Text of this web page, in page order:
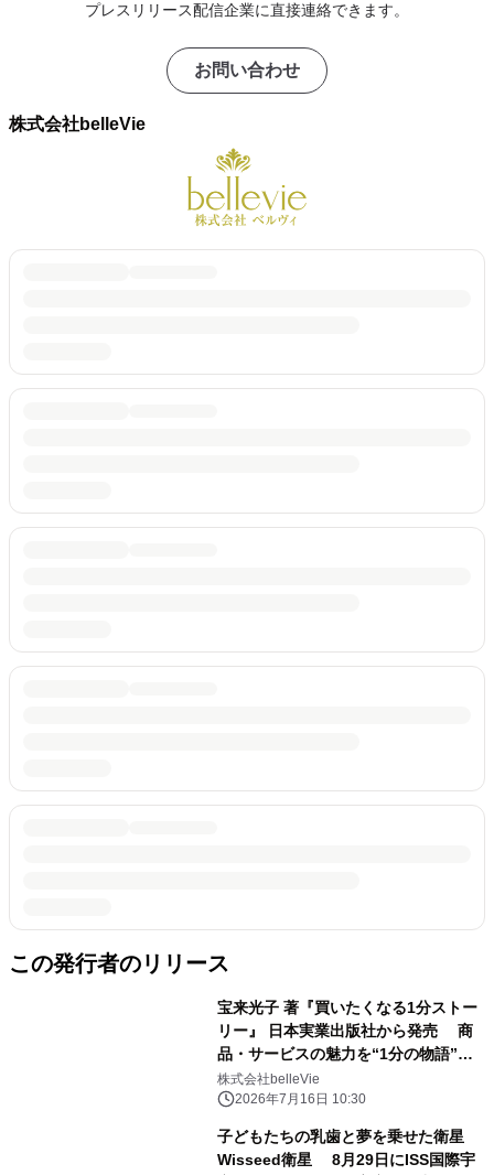
プレスリリース配信企業に直接連絡できます。
お問い合わせ
株式会社belleVie
この発行者のリリース
宝来光子 著『買いたくなる1分ストー
リー』 日本実業出版社から発売 商
品・サービスの魅力を“1分の物語”に
変える実践書
株式会社belleVie
2026年7月16日 10:30
子どもたちの乳歯と夢を乗せた衛星
Wisseed衛星 8月29日にISS国際宇